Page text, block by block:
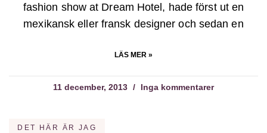
fashion show at Dream Hotel, hade först ut en
mexikansk eller fransk designer och sedan en
LÄS MER »
11 december, 2013 Inga kommentarer
DET HÄR ÄR JAG